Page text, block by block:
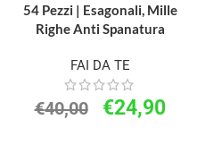
54 Pezzi | Esagonali, Mille
Righe Anti Spanatura
FAI DA TE
€40,00 €24,90